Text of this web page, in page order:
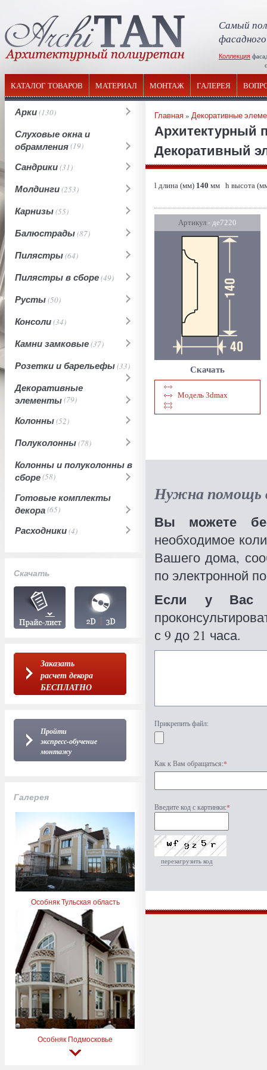
Самый
Коллекция
КАТАЛОГ ТОВАРОВ МАТЕРИАЛ МОНТАЖ ГАЛЕРЕЯ
Арки(130)
Слуховые окна и
обрамления(19)
Сандрики(31)
Молдинги(253)
Карнизы(55)
Балюстрады(87)
Пилястры(64)
Пилястры в сборе(49)
Русты(50)
Консоли(34)
Камни замковые(37)
Розетки и барельефы(33)
Декоративные
элементы(79)
Колонны(52)
Полуколонны(78)
Колонны и полуколонны в
сборе(58)
Готовые комплекты
декора(65)
Расходники(4)
Скачать
Заказать
расчет декора
БЕСПЛАТНО
Пройти
экспресс-обучение
монтажу
Галерея
Особняк Тульская область
Особняк Подмосковье
Главная» Декоративные
Архитектурный
Декоративный
l длина (мм) 140 мм h высота
Артикул - де7220
Скачать
Модель 3dmax
Нужна помощь
Вы можете
необходимое
Вашего дома,
по электронной
Если у Вас
с 9 до 21 часа.
Прикрепить файл:
Как к Вам обращаться:*
Введите код с картинки:*
перезагрузить код